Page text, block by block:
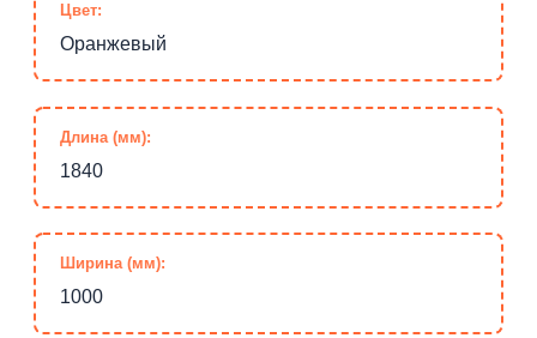
Цвет:
Оранжевый
Длина (мм):
1840
Ширина (мм):
1000